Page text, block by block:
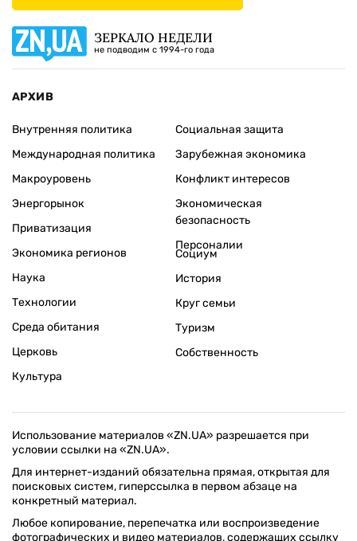
ЗЕРКАЛО НЕДЕЛИ
не подводим с 1994-го года
АРХИВ
Внутренняя политика
Международная политика
Макроуровень
Энергорынок
Приватизация
Экономика регионов
Социальная защита
Зарубежная экономика
Конфликт интересов
Экономическая
безопасность
Персоналии
Наука
Технологии
Среда обитания
Церковь
Культура
Социум
История
Круг семьи
Туризм
Собственность
Использование материалов «ZN.UA» разрешается при
условии ссылки на «ZN.UA».
Для интернет-изданий обязательна прямая, открытая для
поисковых систем, гиперссылка в первом абзаце на
конкретный материал.
Любое копирование, перепечатка или воспроизведение
фотографических и видео материалов, содержащих ссылку